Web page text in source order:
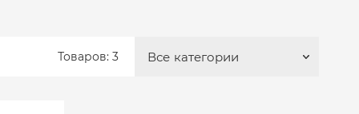
Все категории
Товаров: 3